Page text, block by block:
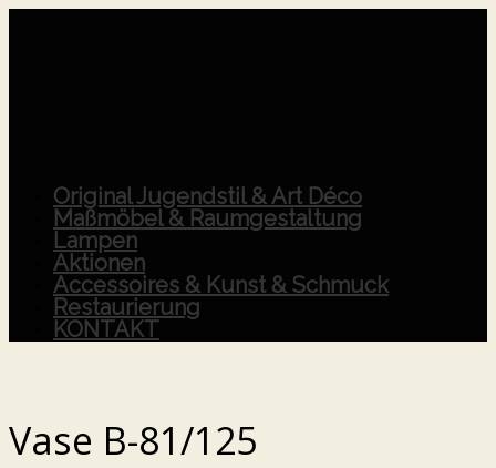
Original Jugendstil & Art Déco
Maßmöbel & Raumgestaltung
Lampen
Aktionen
Accessoires & Kunst & Schmuck
Restaurierung
KONTAKT
Vase B-81/125